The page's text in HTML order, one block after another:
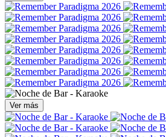
Ver más